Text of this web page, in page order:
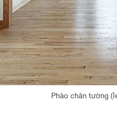
Phào chân tường